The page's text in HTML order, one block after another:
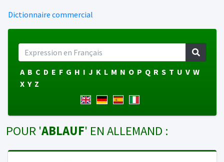
Dictionnaire commercial
A B C D E F G H I J K L M N O P Q R S T U V W
X Y Z
POUR 'ABLAUF' EN ALLEMAND :